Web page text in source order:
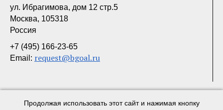
ул. Ибрагимова, дом 12 стр.5
Москва, 105318
Россия
+7 (495) 166-23-65
Email: request@bgoal.ru
Продолжая использовать этот сайт и нажимая кнопку